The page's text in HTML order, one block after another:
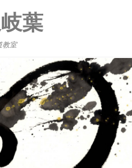
葉
教室